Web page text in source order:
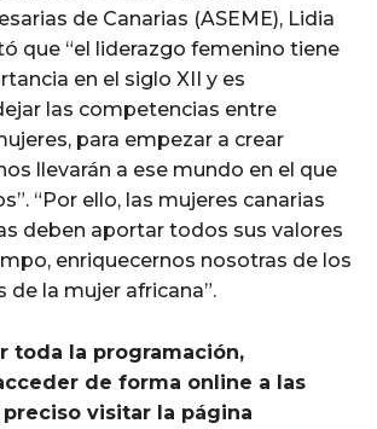
de Canarias (ASEME), Lidia
que “el liderazgo femenino tiene
en el siglo XII y es
las competencias entre
para empezar a crear
llevarán a ese mundo en el que
“Por ello, las mujeres canarias
deben aportar todos sus valores
enriquecernos nosotras de los
la mujer africana”.
toda la programación,
de forma online a las
visitar la página